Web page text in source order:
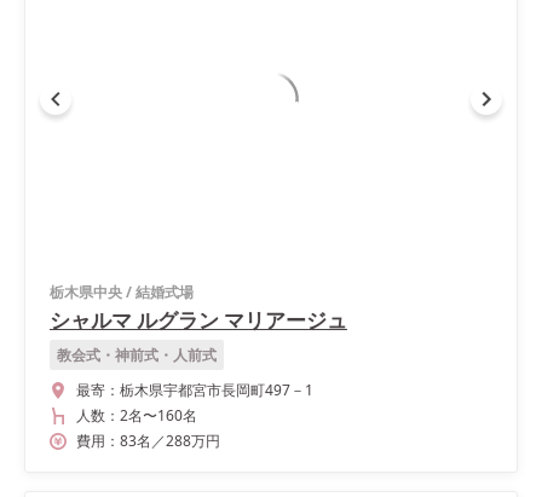
栃木県中央/結婚式場
シャルマ ルグラン マリアージュ
教会式・神前式・人前式
最寄： 栃木県宇都宮市長岡町497－1
人数： 2名〜160名
費用： 83名 ／288万円